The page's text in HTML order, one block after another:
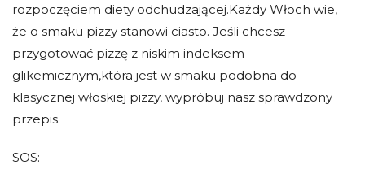
rozpoczęciem diety odchudzającej.Każdy Włoch wie,
że o smaku pizzy stanowi ciasto. Jeśli chcesz
przygotować pizzę z niskim indeksem
glikemicznym,która jest w smaku podobna do
klasycznej włoskiej pizzy, wypróbuj nasz sprawdzony
przepis.
SOS: